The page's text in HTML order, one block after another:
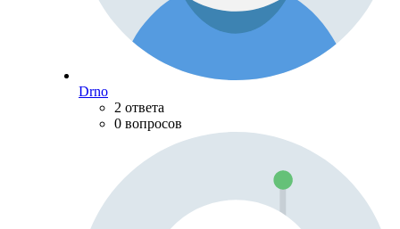
Drno
2 ответа
0 вопросов